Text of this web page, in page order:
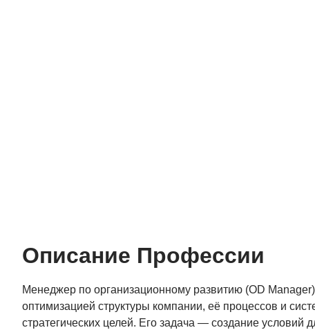
Описание Профессии
Менеджер по организационному развитию (OD
оптимизацией структуры компании, её процессов и
стратегических целей. Его задача — создание условий